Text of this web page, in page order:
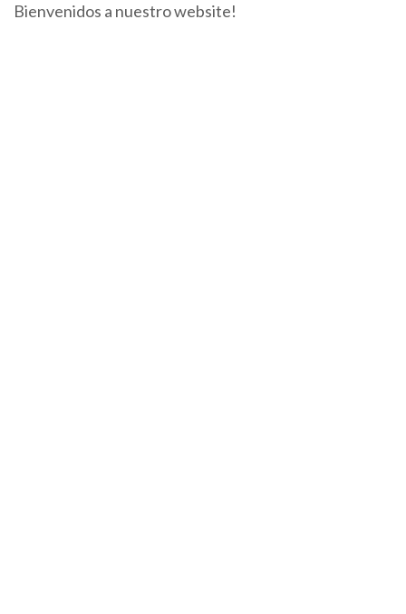
Bienvenidos a nuestro website!